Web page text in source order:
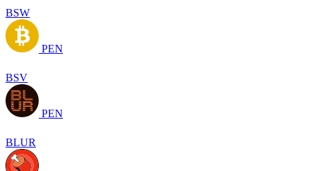
BSW
PEN
BSV
PEN
BLUR